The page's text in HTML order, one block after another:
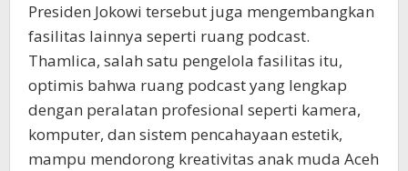
Presiden Jokowi tersebut juga mengembangkan
fasilitas lainnya seperti ruang podcast.
Thamlica, salah satu pengelola fasilitas itu,
optimis bahwa ruang podcast yang lengkap
dengan peralatan profesional seperti kamera,
komputer, dan sistem pencahayaan estetik,
mampu mendorong kreativitas anak muda Aceh